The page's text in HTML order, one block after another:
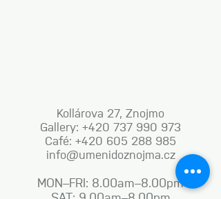
Kollárova 27, Znojmo
Gallery: +420 737 990 973
Café: +420 605 288 985
info@umenidoznojma.cz
MON–FRI: 8.00am–8.00pm